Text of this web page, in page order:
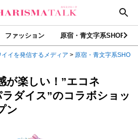
ファッション 原宿・青文字系SHOP
イを発信するメディア > 原宿・青文字系SHOP
が楽しい！”エコネ
ダイス”のコラボショッ
ン